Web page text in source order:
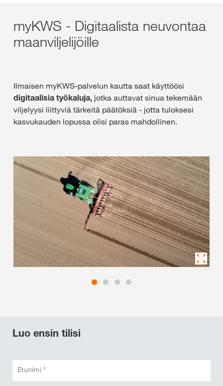
myKWS - Digitaalista neuvontaa
maanviljelijöille
Ilmaisen myKWS-palvelun kautta saat käyttöösi
digitaalisia työkaluja, jotka auttavat sinua tekemään
viljelyysi liittyviä tärkeitä päätöksiä - jotta tuloksesi
kasvukauden lopussa olisi paras mahdollinen.
Luo ensin tilisi
Etunimi *